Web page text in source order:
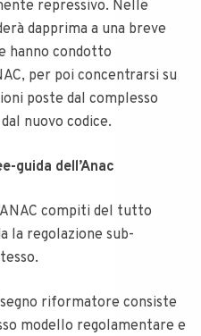
repressivo. Nelle
dapprima a una breve
hanno condotto
per poi concentrarsi su
poste dal complesso
nuovo codice.
guida dell’Anac
compiti del tutto
la regolazione sub-
riformatore consiste
modello regolamentare e